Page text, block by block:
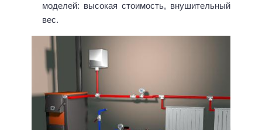
моделей: высокая стоимость, внушительный
вес.